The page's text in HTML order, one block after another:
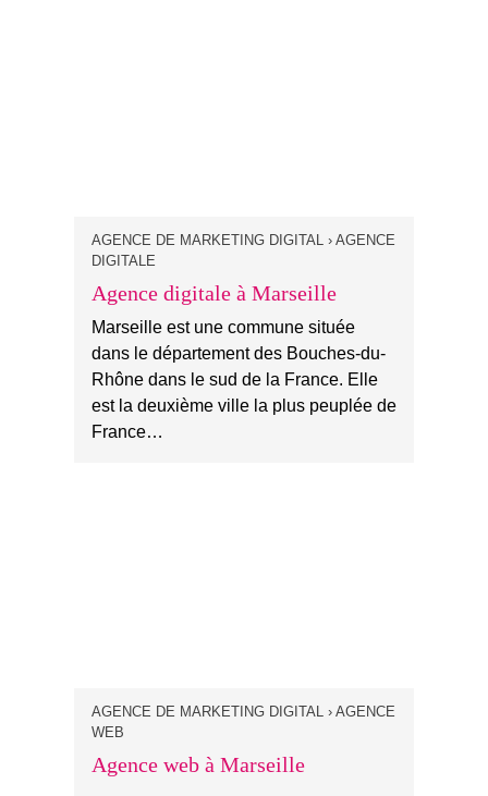
AGENCE DE MARKETING DIGITAL › AGENCE
DIGITALE
Agence digitale à Marseille
Marseille est une commune située
dans le département des Bouches-du-
Rhône dans le sud de la France. Elle
est la deuxième ville la plus peuplée de
France…
AGENCE DE MARKETING DIGITAL › AGENCE
WEB
Agence web à Marseille